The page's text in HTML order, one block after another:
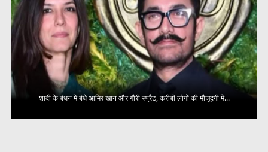
शादी के बंधन में बंधे आमिर खान और गौरी स्प्रैट, करीबी लोगों की मौजूदगी में...